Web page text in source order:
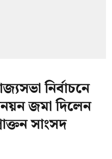
নির্বাচনে
জমা দিলেন
সাংসদ